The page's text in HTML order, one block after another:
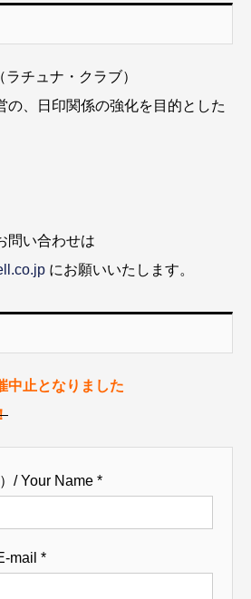
チュナ・クラブ）
の、日印関係の強化を目的とした
問い合わせは
にお願いいたします。
中止となりました
/ Your Name *
mail *